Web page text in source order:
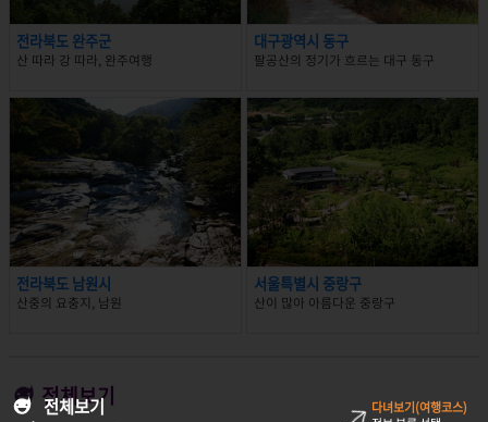
전라북도 완주군
산 따라 강 따라, 완주여행
대구광역시 동구
팔공산의 정기가 흐르는 대구 동구
전라북도 남원시
산중의 요충지, 남원
서울특별시 중랑구
산이 많아 아름다운 중랑구
전체보기
전체보기
다녀보기(여행코스)